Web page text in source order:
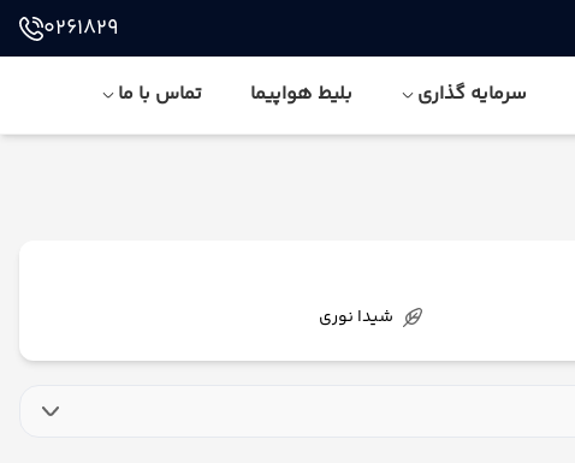
سرمایه گذاری بلیط هواپیما تماس با ما
شیدا نوری
0261829